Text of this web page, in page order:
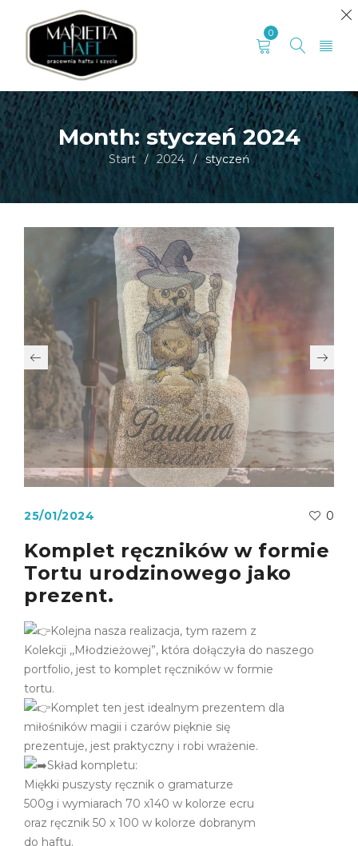
0
Month: styczeń 2024
Start / 2024 / styczeń
25/01/2024
Komplet ręczników w formie
Tortu urodzinowego jako
prezent.
Kolekcji ,,Młodzieżowej”, która dołączyła do naszego
portfolio, jest to komplet ręczników w formie
Komplet ten jest idealnym prezentem dla
miłośników magii i czarów pięknie się
prezentuje, jest praktyczny i robi wrażenie.
Skład kompletu:
Miękki puszysty ręcznik o gramaturze